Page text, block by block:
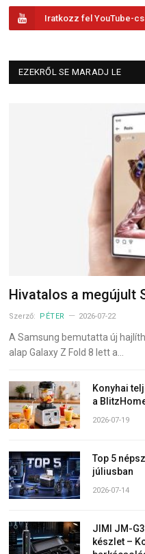
Iratkozz fel YouTube-
EZEKRŐL SE MARADJ LE
Hivatalos a megújult
Szerző: PÉTER 2026-07-22
A Samsung bemutatta új
alap Galaxy Z Fold 8 lett a…
Konyhai
a
2026-07-19
Top 5
júliusban
2026-07-14
JIMI JM-
készlet –